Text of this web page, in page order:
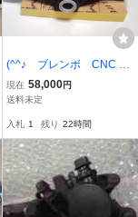
(^^♪ ブレンボ CNC レ
ーシング カニキャリパ
84mm
現在 58,000円
送料未定
入札 1 残り 22時間